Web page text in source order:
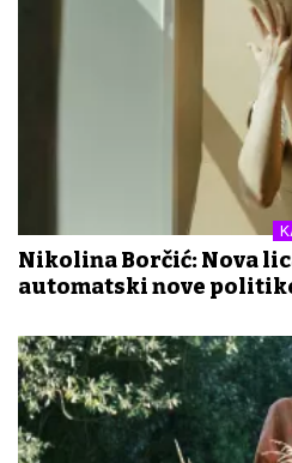
Nikolina Borčić: Nova
automatski nove